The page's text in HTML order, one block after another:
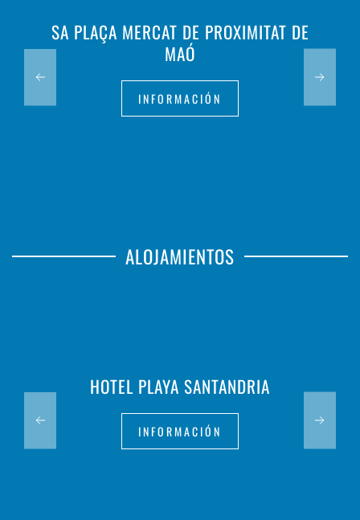
SA PLAÇA MERCAT DE PROXIMITAT DE
MAÓ
INFORMACIÓN
ALOJAMIENTOS
HOTEL PLAYA SANTANDRIA
INFORMACIÓN